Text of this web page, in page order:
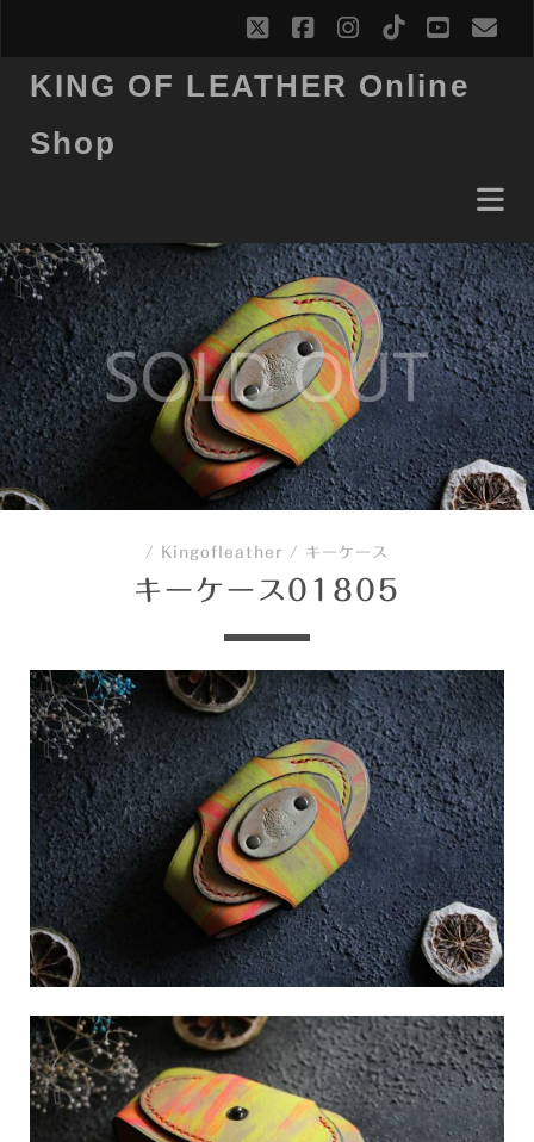
twitterfacebookinstagram
tiktok
KING OF LEATHER Online
Shop
/ Kingofleather / キーケース
キーケース01805